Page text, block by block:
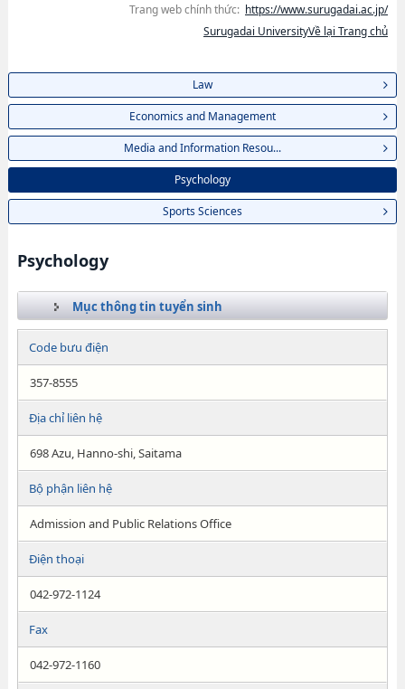
Trang web chính thức: https://www.surugadai.ac.jp/
Surugadai UniversityVề lại Trang chủ
Law
Economics and Management
Media and Information Resou...
Psychology
Sports Sciences
Psychology
Mục thông tin tuyển sinh
Code bưu điện
357-8555
Địa chỉ liên hệ
698 Azu, Hanno-shi, Saitama
Bộ phận liên hệ
Admission and Public Relations Office
Điện thoại
042-972-1124
Fax
042-972-1160